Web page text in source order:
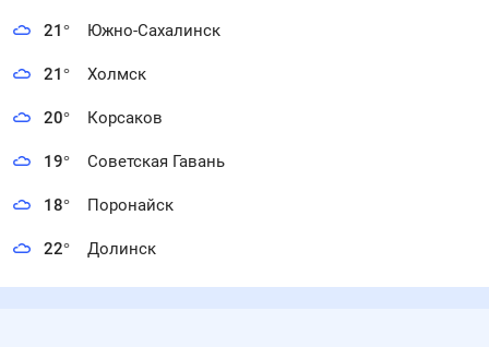
21° Южно-Сахалинск
21° Холмск
20° Корсаков
19° Советская Гавань
18° Поронайск
22° Долинск